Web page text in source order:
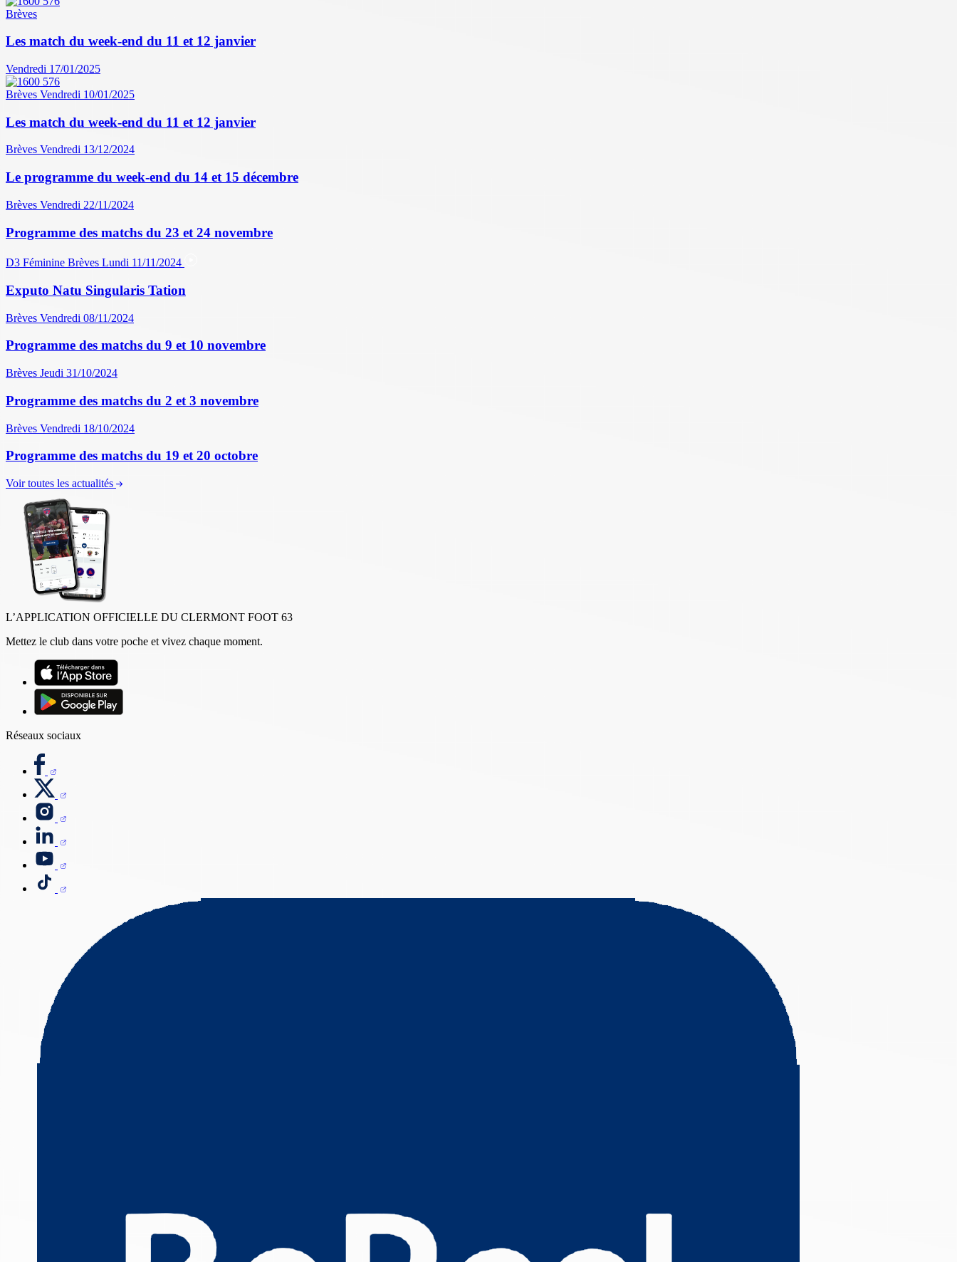
Brèves
Les match du week-end du 11 et 12 janvier
Vendredi 17/01/2025
Brèves Vendredi 10/01/2025
Les match du week-end du 11 et 12 janvier
Brèves Vendredi 13/12/2024
Le programme du week-end du 14 et 15 décembre
Brèves Vendredi 22/11/2024
Programme des matchs du 23 et 24 novembre
D3 Féminine Brèves Lundi 11/11/2024
Exputo Natu Singularis Tation
Brèves Vendredi 08/11/2024
Programme des matchs du 9 et 10 novembre
Brèves Jeudi 31/10/2024
Programme des matchs du 2 et 3 novembre
Brèves Vendredi 18/10/2024
Programme des matchs du 19 et 20 octobre
Voir toutes les actualités
L’APPLICATION OFFICIELLE DU CLERMONT FOOT 63
Mettez le club dans votre poche et vivez chaque moment.
Réseaux sociaux